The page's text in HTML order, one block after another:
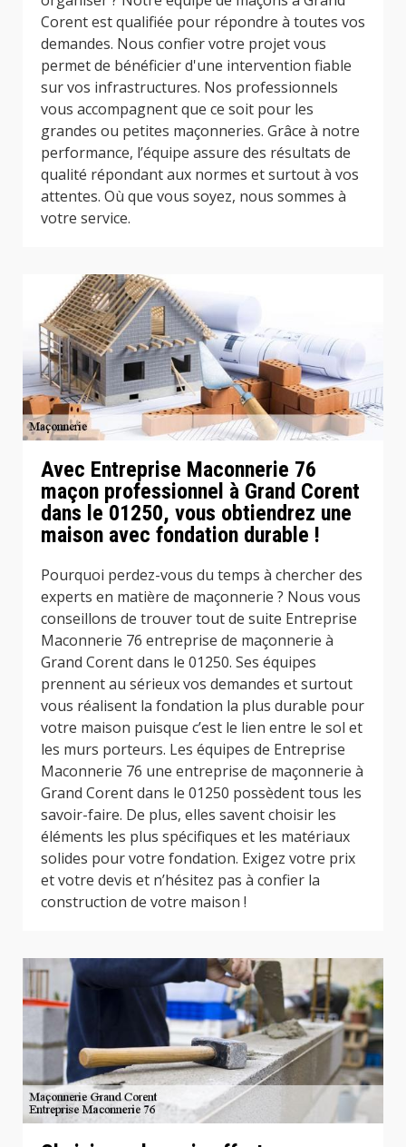
Corent est qualifiée pour répondre à toutes vos
demandes. Nous confier votre projet vous
permet de bénéficier d'une intervention fiable
sur vos infrastructures. Nos professionnels
vous accompagnent que ce soit pour les
grandes ou petites maçonneries. Grâce à notre
performance, l’équipe assure des résultats de
qualité répondant aux normes et surtout à vos
attentes. Où que vous soyez, nous sommes à
votre service.
Avec Entreprise Maconnerie 76
maçon professionnel à Grand Corent
dans le 01250, vous obtiendrez une
maison avec fondation durable !
Pourquoi perdez-vous du temps à chercher des
experts en matière de maçonnerie ? Nous vous
conseillons de trouver tout de suite Entreprise
Maconnerie 76 entreprise de maçonnerie à
Grand Corent dans le 01250. Ses équipes
prennent au sérieux vos demandes et surtout
vous réalisent la fondation la plus durable pour
votre maison puisque c’est le lien entre le sol et
les murs porteurs. Les équipes de Entreprise
Maconnerie 76 une entreprise de maçonnerie à
Grand Corent dans le 01250 possèdent tous les
savoir-faire. De plus, elles savent choisir les
éléments les plus spécifiques et les matériaux
solides pour votre fondation. Exigez votre prix
et votre devis et n’hésitez pas à confier la
construction de votre maison !